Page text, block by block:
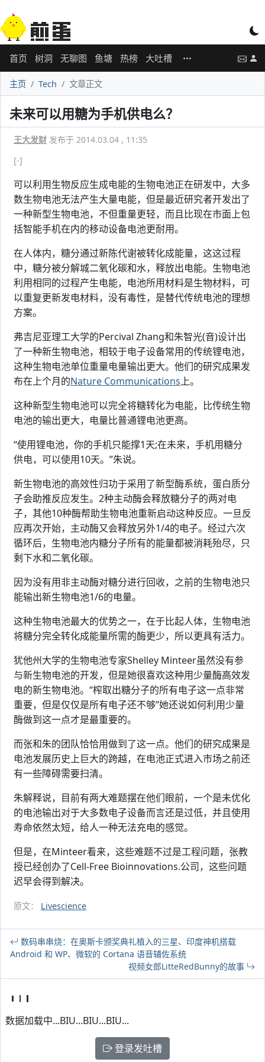
首页 树洞 无聊图 鱼塘 热榜 大吐槽
主页 Tech 文章正文
未来可以用糖为手机供电么？
王大发财 发布于 2014.03.04 , 11:35
[-]
可以利用生物反应生成电能的生物电池正在研发中，大多
数生物电池无法产生大量电能，但是最近研究者开发出了
一种新型生物电池，不但重量更轻，而且比现在市面上包
括智能手机在内的移动设备电池更耐用。
在人体内，糖分通过新陈代谢被转化成能量，这这过程
中，糖分被分解城二氧化碳和水，释放出电能。生物电池
利用相同的过程产生电能，电池所用材料是生物材料，可
以重复更新发电材料，没有毒性，是替代传统电池的理想
方案。
弗吉尼亚理工大学的Percival Zhang和朱智光(音)设计出
了一种新生物电池，相较于电子设备常用的传统锂电池，
这种生物电池单位重量电量输出更大。他们的研究成果发
布在上个月的Nature Communications上。
这种新型生物电池可以完全将糖转化为电能，比传统生物
电池的输出更大，电量比普通锂电池更高。
“使用锂电池，你的手机只能撑1天;在未来，手机用糖分
供电，可以使用10天。”朱说。
新生物电池的高效性归功于采用了新型酶系统，蛋白质分
子会助推反应发生。2种主动酶会释放糖分子的两对电
子，其他10种酶帮助生物电池重新启动这种反应。一旦反
应再次开始，主动酶又会释放另外1/4的电子。经过六次
循环后，生物电池内糖分子所有的能量都被消耗殆尽，只
剩下水和二氧化碳。
因为没有用非主动酶对糖分进行回收，之前的生物电池只
能输出新生物电池1/6的电量。
这种生物电池最大的优势之一，在于比起人体，生物电池
将糖分完全转化成能量所需的酶更少，所以更具有活力。
犹他州大学的生物电池专家Shelley Minteer虽然没有参
与新生物电池的开发，但是她很喜欢这种用少量酶高效发
电的新生物电池。“榨取出糖分子的所有电子这一点非常
重要，但是仅仅是所有电子还不够”她还说如何利用少量
酶做到这一点才是最重要的。
而张和朱的团队恰恰用做到了这一点。他们的研究成果是
电池发展历史上巨大的跨越，在电池正式进入市场之前还
有一些障碍需要扫清。
朱解释说，目前有两大难题摆在他们眼前，一个是未优化
的电池输出对于大多数电子设备而言还是过低，并且使用
寿命依然太短，给人一种无法充电的感觉。
但是，在Minteer看来，这些难题不过是工程问题，张教
授已经创办了Cell-Free Bioinnovations.公司，这些问题
迟早会得到解决。
原文： Livescience
数码串串烧：在奥斯卡颁奖典礼植入的三星、印度神机搭载
Android 和 WP、微软的 Cortana 语音辅佐系统
视频女郎LitteRedBunny的故事
数据加载中...BIU...BIU...BIU...
登录发吐槽